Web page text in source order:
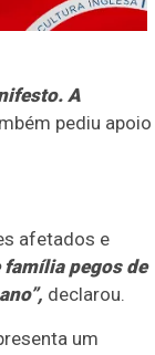
A
pediu apoio
afetados e
família pegos de
declarou.
um